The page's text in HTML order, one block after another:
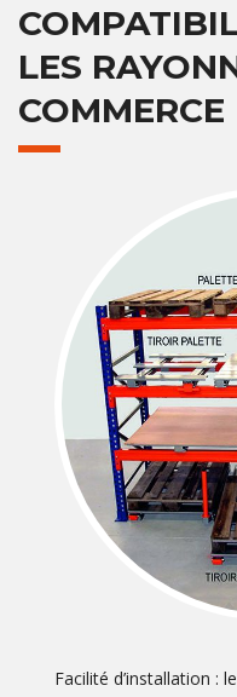
LES
COMMERCE
Facilité d’installation :